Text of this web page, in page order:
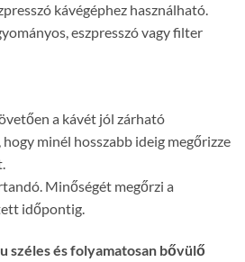
kávégéphez használható.
eszpresszó vagy filter
a kávét jól zárható
minél hosszabb ideig megőrizze
Minőségét megőrzi a
időpontig.
széles és folyamatosan bővülő